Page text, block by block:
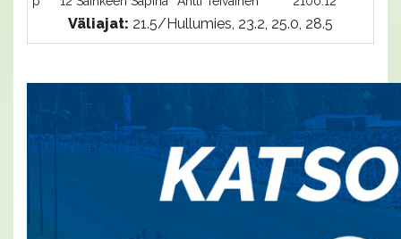
Väliajat: 21.5/Hullumies, 23.2, 25.0, 28.5